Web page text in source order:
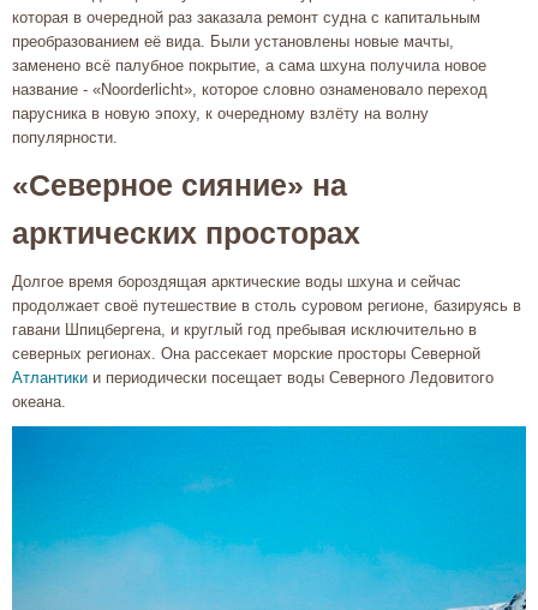
которая в очередной раз заказала ремонт судна с капитальным
преобразованием её вида. Были установлены новые мачты,
заменено всё палубное покрытие, а сама шхуна получила новое
название - «Noorderlicht», которое словно ознаменовало переход
парусника в новую эпоху, к очередному взлёту на волну
популярности.
«Северное сияние» на
арктических просторах
Долгое время бороздящая арктические воды шхуна и сейчас
продолжает своё путешествие в столь суровом регионе, базируясь в
гавани Шпицбергена, и круглый год пребывая исключительно в
северных регионах. Она рассекает морские просторы Северной
Атлантики и периодически посещает воды Северного Ледовитого
океана.